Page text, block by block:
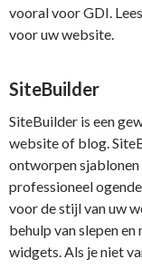
vooral voor GDI.
voor uw website.
SiteBuilder
SiteBuilder is een
website of blog.
ontworpen sjablonen
professioneel
voor de stijl van uw
behulp van slepen
widgets. Als je niet